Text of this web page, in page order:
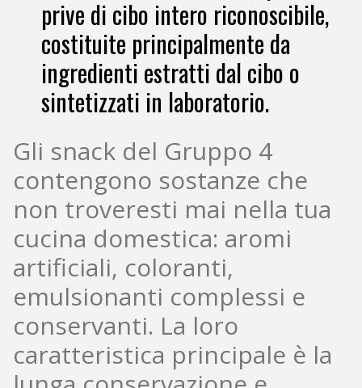
prive di cibo intero riconoscibile,
costituite principalmente da
ingredienti estratti dal cibo o
sintetizzati in laboratorio.
Gli snack del Gruppo 4
contengono sostanze che
non troveresti mai nella tua
cucina domestica: aromi
artificiali, coloranti,
emulsionanti complessi e
conservanti. La loro
caratteristica principale è la